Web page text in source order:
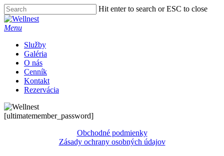
Skip
to
main
Hit enter to search or ESC to close
Close
Search
Menu
Služby
Galéria
O nás
Cenník
Kontakt
Rezervácia
[ultimatemember_password]
Obchodné podmienky
Zásady ochrany osobných údajov